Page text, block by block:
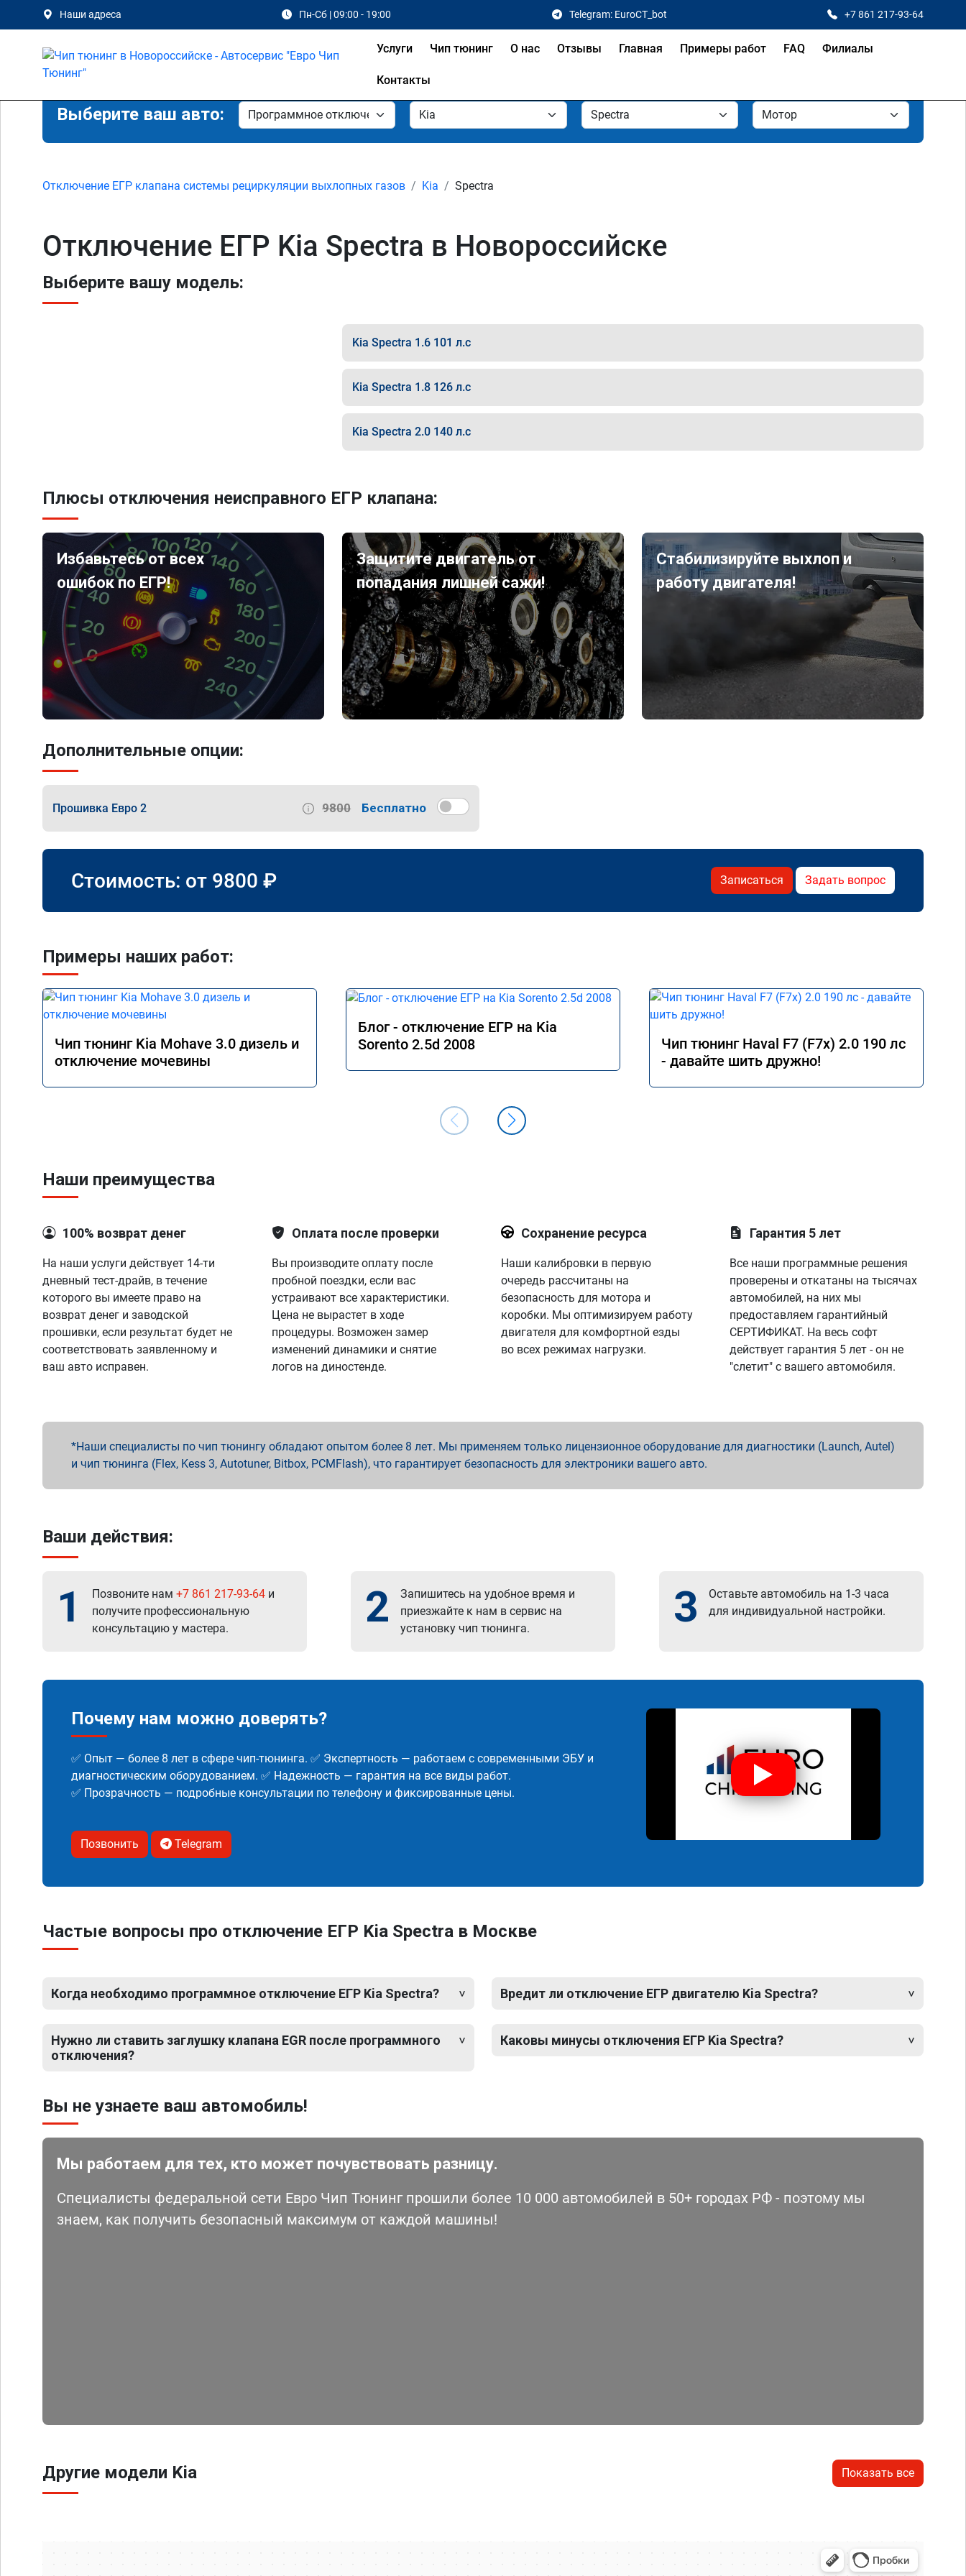
Наши адреса Пн-Сб | 09:00 - 19:00 Telegram: EuroCT_bot +7 861 217-93-64
Услуги Чип тюнинг О нас Отзывы Главная Примеры работ FAQ Филиалы
Контакты
Выберите ваш авто:
Отключение ЕГР клапана системы рециркуляции выхлопных газов Kia Spectra
Отключение ЕГР Kia Spectra в Новороссийске
Выберите вашу модель:
Kia Spectra 1.6 101 л.с
Kia Spectra 1.8 126 л.с
Kia Spectra 2.0 140 л.с
Плюсы отключения неисправного ЕГР клапана:
Избавьтесь от всех
ошибок по ЕГР!
Защитите двигатель от
попадания лишней сажи!
Стабилизируйте выхлоп и
работу двигателя!
Дополнительные опции:
Прошивка Евро 2 9800 Бесплатно
Стоимость: от 9800 ₽ Записаться Задать вопрос
Примеры наших работ:
Чип тюнинг Kia Mohave 3.0 дизель и
отключение мочевины
Блог - отключение ЕГР на Kia
Sorento 2.5d 2008
Чип тюнинг Haval F7 (F7x) 2.0 190 лс
- давайте шить дружно!
Наши преимущества
100% возврат денег
На наши услуги действует 14-ти
дневный тест-драйв, в течение
которого вы имеете право на
возврат денег и заводской
прошивки, если результат будет не
соответствовать заявленному и
ваш авто исправен.
Оплата после проверки
Вы производите оплату после
пробной поездки, если вас
устраивают все характеристики.
Цена не вырастет в ходе
процедуры. Возможен замер
изменений динамики и снятие
логов на диностенде.
Сохранение ресурса
Наши калибровки в первую
очередь рассчитаны на
безопасность для мотора и
коробки. Мы оптимизируем работу
двигателя для комфортной езды
во всех режимах нагрузки.
Гарантия 5 лет
Все наши программные решения
проверены и откатаны на тысячах
автомобилей, на них мы
предоставляем гарантийный
СЕРТИФИКАТ. На весь софт
действует гарантия 5 лет - он не
"слетит" с вашего автомобиля.
Наши специалисты по чип тюнингу обладают опытом более 8 лет. Мы применяем только лицензионное оборудование для диагностики (Launch, Autel)
и чип тюнинга (Flex, Kess 3, Autotuner, Bitbox, PCMFlash), что гарантирует безопасность для электроники вашего авто.
Ваши действия:
1 Позвоните нам +7 861 217-93-64 и
получите профессиональную
консультацию у мастера.
2
Запишитесь на удобное время и
приезжайте к нам в сервис на
установку чип тюнинга.
3
Оставьте автомобиль на 1-3 часа
для индивидуальной настройки.
Почему нам можно доверять?
✅ Опыт — более 8 лет в сфере чип-тюнинга. ✅ Экспертность — работаем с современными ЭБУ и
диагностическим оборудованием. ✅ Надежность — гарантия на все виды работ.
✅ Прозрачность — подробные консультации по телефону и фиксированные цены.
Позвонить Telegram
Частые вопросы про отключение ЕГР Kia Spectra в Москве
Когда необходимо программное отключение ЕГР Kia Spectra?
Нужно ли ставить заглушку клапана EGR после программного
отключения?
Вредит ли отключение ЕГР двигателю Kia Spectra?
Каковы минусы отключения ЕГР Kia Spectra?
Вы не узнаете ваш автомобиль!
Мы работаем для тех, кто может почувствовать разницу.
Специалисты федеральной сети Евро Чип Тюнинг прошили более 10 000 автомобилей в 50+ городах РФ - поэтому мы
знаем, как получить безопасный максимум от каждой машины!
Другие модели Kia Показать все